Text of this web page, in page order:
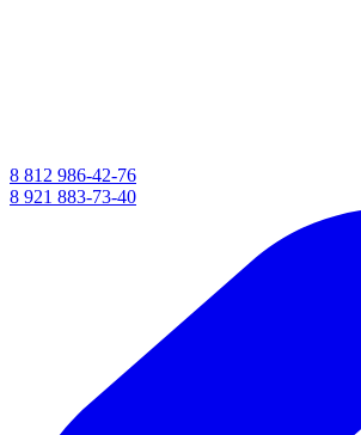
8 812 986-42-76
8 921 883-73-40